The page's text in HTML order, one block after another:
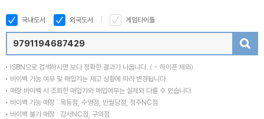
국내도서 외국도서 게임타이틀
ISBN으로 검색하시면 보다 정확한 결과가 나옵니다. ( - 하이픈 제외)
바이백 가능 여부 및 매입가는 재고 상황에 따라 변경됩니다.
매장 바이백 시 조회한 매입가와 매입여부는 실제와 다를 수 있습니다.
바이백 가능 매장 : 목동점, 수영점, 반월당점, 청주NC점
바이백 불가 매장 : 강서NC점, 구의점